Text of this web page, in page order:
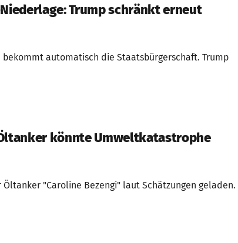
Trump schränkt erneut
bekommt automatisch die Staatsbürgerschaft. Trump
könnte Umweltkatastrophe
Öltanker "Caroline Bezengi" laut Schätzungen geladen.